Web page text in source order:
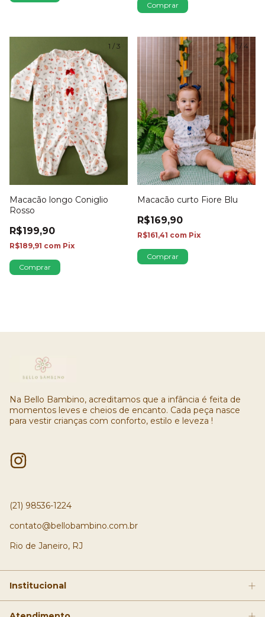
Comprar
1 / 3
Macacão longo Coniglio
Rosso
R$199,90
R$189,91 com Pix
Comprar
1 / 4
Macacão curto Fiore Blu
R$169,90
R$161,41 com Pix
Comprar
Na Bello Bambino, acreditamos que a infância é feita de
momentos leves e cheios de encanto. Cada peça nasce
para vestir crianças com conforto, estilo e leveza !
(21) 98536-1224
contato@bellobambino.com.br
Rio de Janeiro, RJ
Institucional